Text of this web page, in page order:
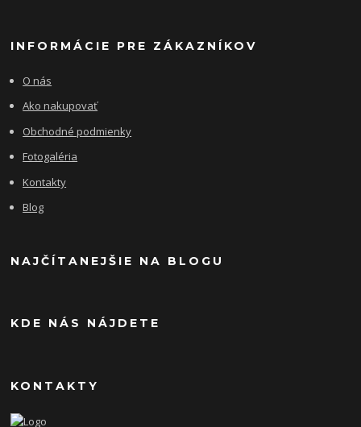
INFORMÁCIE PRE ZÁKAZNÍKOV
O nás
Ako nakupovať
Obchodné podmienky
Fotogaléria
Kontakty
Blog
NAJČÍTANEJŠIE NA BLOGU
KDE NÁS NÁJDETE
KONTAKTY